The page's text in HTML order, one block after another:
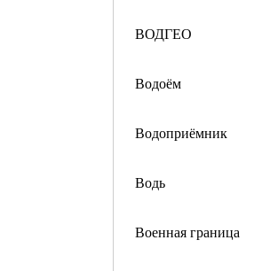
ВОДГЕО
Водоём
Водоприёмник
Водь
Военная граница